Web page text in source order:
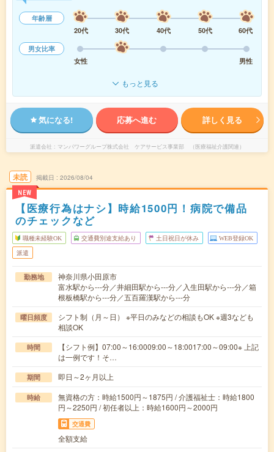
年齢層
20代
30代 40代 50代
60代
男女比率
女性
男性
もっと見る
気になる! 応募へ進む 詳しく見る
派遣会社 マンパワーグループ株式会社 ケアサービス事業部 （医療福祉介護関連）
未読
NEW
掲載日 2026/08/04
【医療行為はナシ】時給1500円！病院で備品
のチェックなど
職種未経験OK 交通費別途支給あり 土日祝日が休み WEB登録OK
派遣
勤務地
神奈川県小田原市
富水駅から---分／井細田駅から---分／入生田駅から---分／箱
根板橋駅から---分／五百羅漢駅から---分
曜日頻度
シフト制（月～日） ※平日のみなどの相談もOK ※週3なども
相談OK
時間
【シフト例】07:00～16:0009:00～18:0017:00～09:00※ 上記
は一例です！そ…
期間 即日～2ヶ月以上
時給
無資格の方：時給1500円～1875円 / 介護福祉士：時給1800
円～2250円 / 初任者以上：時給1600円～2000円
交通費
全額支給